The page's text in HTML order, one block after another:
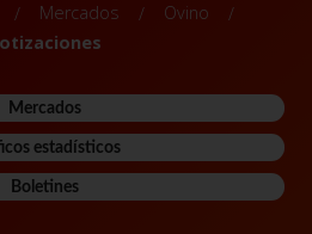
Mercados
Ovino
Mercados
estadísticos
Boletines